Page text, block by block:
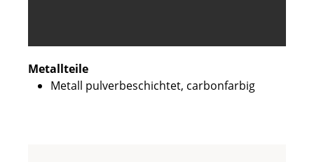
Metallteile
Metall pulverbeschichtet, carbonfarbig